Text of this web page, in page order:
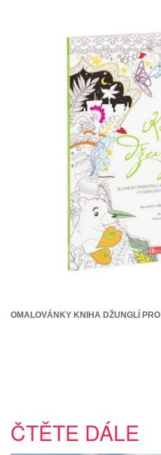
OMALOVÁNKY KNIHA DŽUNGLÍ
ČTĚTE DÁLE